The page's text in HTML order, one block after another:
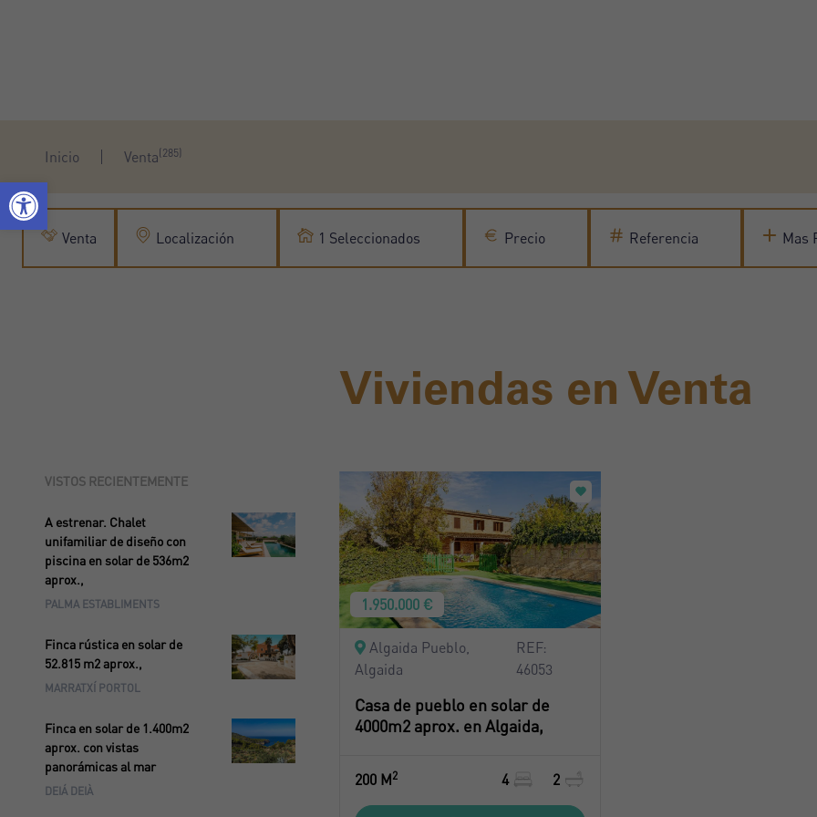
Inicio Venta(285)
Venta Localización 1 Seleccionados Precio Referencia Mas
Viviendas en Venta
VISTOS RECIENTEMENTE
A estrenar. Chalet
unifamiliar de diseño con
piscina en solar de 536m2
aprox.,
PALMA ESTABLIMENTS
Finca rústica en solar de
52.815 m2 aprox.,
MARRATXÍ PORTOL
Finca en solar de 1.400m2
aprox. con vistas
panorámicas al mar
DEIÁ DEIÀ
1.950.000 €
Algaida Pueblo,
Algaida
REF:
46053
Casa de pueblo en solar de
4000m2 aprox. en Algaida,
200 M2 4 2